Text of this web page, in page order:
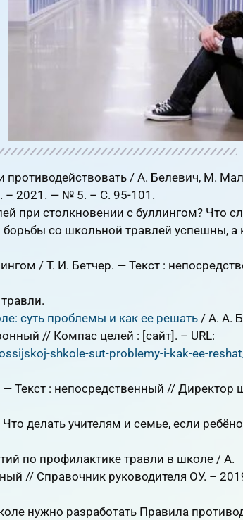
противодействовать / А. Белевич, М.
– 2021. — № 5. – С. 95-101.
при столкновении с буллингом? Что
борьбы со школьной травлей успешны, а
/ Т. И. Бетчер. — Текст :
суть проблемы и как ее решать/ А. А.
// Компас целей : [сайт]. – URL:
shkole-sut-problemy-i-kak-ee-
— Текст : непосредственный // Директор
делать учителям и семье, если
по профилактике травли в школе / А.
// Справочник руководителя ОУ. –
нужно разработать Правила